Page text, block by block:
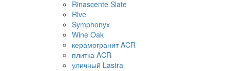
Rinascente Slate
Rive
Symphonyx
Wine Oak
керамогранит ACR
плитка ACR
уличный Lastra